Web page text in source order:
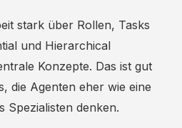
stark über Rollen, Tasks
und Hierarchical
Konzepte. Das ist gut
die Agenten eher wie eine
Spezialisten denken.